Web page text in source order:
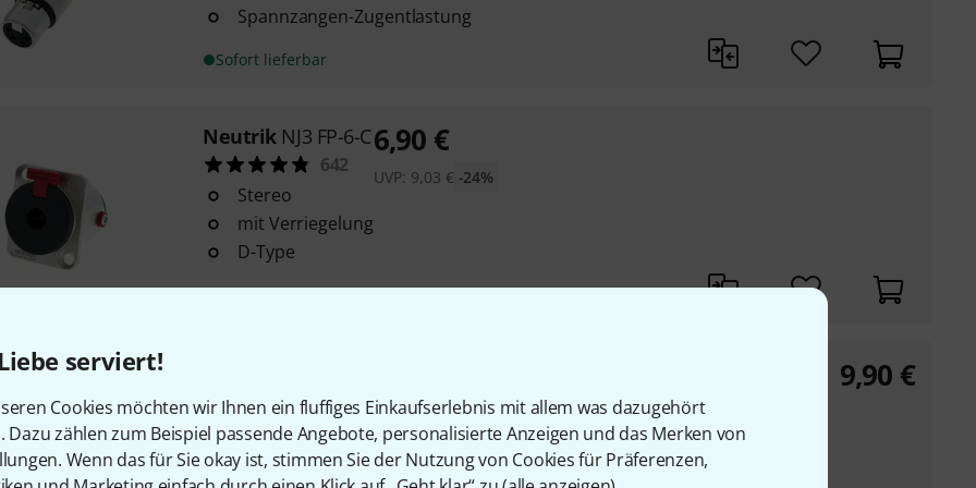
serviert!
Cookies möchten wir Ihnen ein fluffiges Einkaufserlebnis mit allem was dazugehört
Dazu zählen zum Beispiel passende Angebote, personalisierte Anzeigen und das Merken von
Wenn das für Sie okay ist, stimmen Sie der Nutzung von Cookies für Präferenzen,
Spannzangen-Zugentlastung
Sofort lieferbar
Neutrik NJ3 FP-6-C
642
Stereo
mit Verriegelung
D-Type
Sofort lieferbar
6,90 €
UVP: 9,03 € -24%
290
im metallenen D-Gehäuse
2 Montageschrauben inklusive
9,90 €